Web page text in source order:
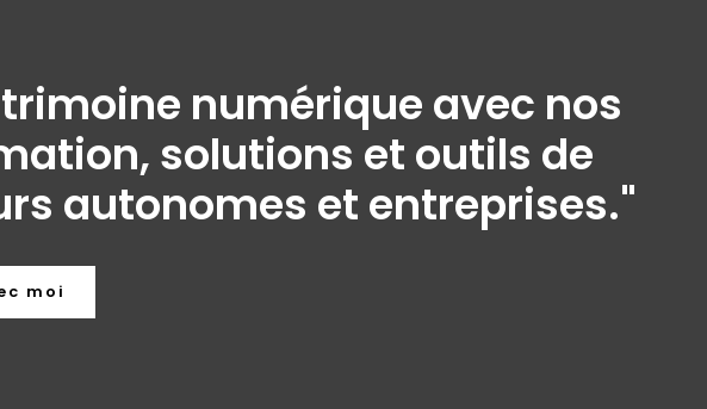
numérique avec nos
solutions et outils de
autonomes et entreprises."
moi